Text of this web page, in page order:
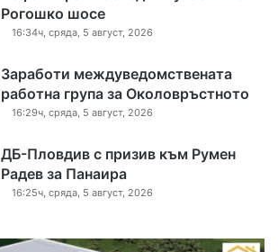
Рогошко шосе
16:34ч, сряда, 5 август, 2026
Заработи междуведомствената
работна група за Околовръстното
16:29ч, сряда, 5 август, 2026
ДБ-Пловдив с призив към Румен
Радев за Панаира
16:25ч, сряда, 5 август, 2026